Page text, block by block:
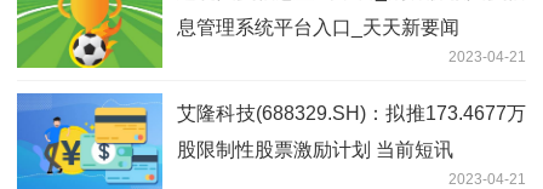
息管理系统平台入口_天天新要闻
2023-04-21
艾隆科技(688329.SH)：拟推173.4677万
股限制性股票激励计划 当前短讯
2023-04-21